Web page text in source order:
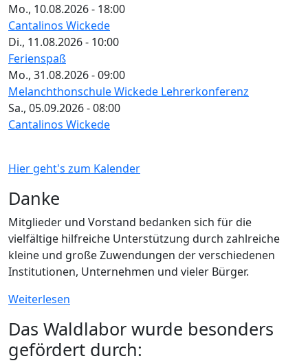
Mo., 10.08.2026 - 18:00
Cantalinos Wickede
Di., 11.08.2026 - 10:00
Ferienspaß
Mo., 31.08.2026 - 09:00
Melanchthonschule Wickede Lehrerkonferenz
Sa., 05.09.2026 - 08:00
Cantalinos Wickede
Hier geht's zum Kalender
Danke
Mitglieder und Vorstand bedanken sich für die
vielfältige hilfreiche Unterstützung durch zahlreiche
kleine und große Zuwendungen der verschiedenen
Institutionen, Unternehmen und vieler Bürger.
Weiterlesen
Das Waldlabor wurde besonders
gefördert durch: